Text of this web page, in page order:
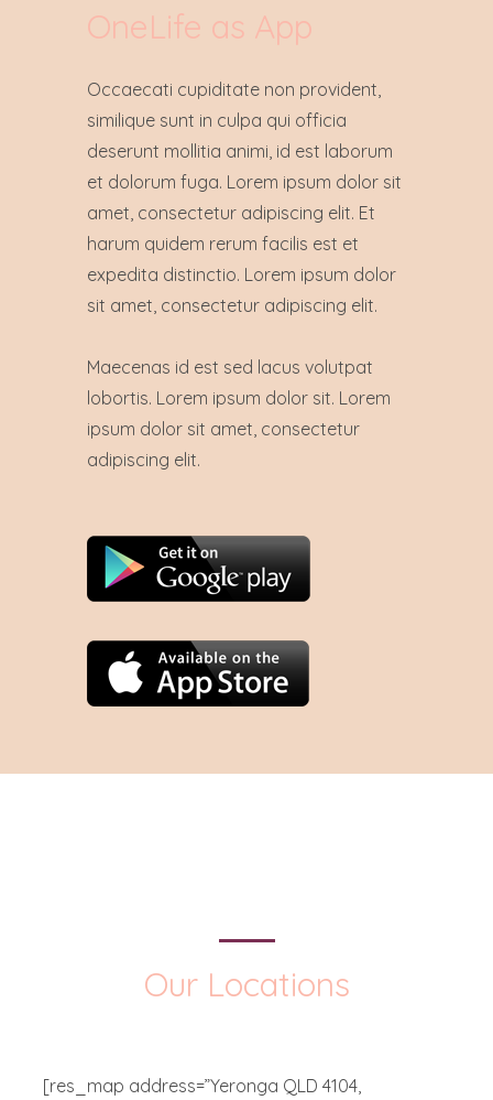
OneLife as App
Occaecati cupiditate non provident,
similique sunt in culpa qui officia
deserunt mollitia animi, id est laborum
et dolorum fuga. Lorem ipsum dolor sit
amet, consectetur adipiscing elit. Et
harum quidem rerum facilis est et
expedita distinctio. Lorem ipsum dolor
sit amet, consectetur adipiscing elit.
Maecenas id est sed lacus volutpat
lobortis. Lorem ipsum dolor sit. Lorem
ipsum dolor sit amet, consectetur
adipiscing elit.
Our Locations
[res_map address=”Yeronga QLD 4104,